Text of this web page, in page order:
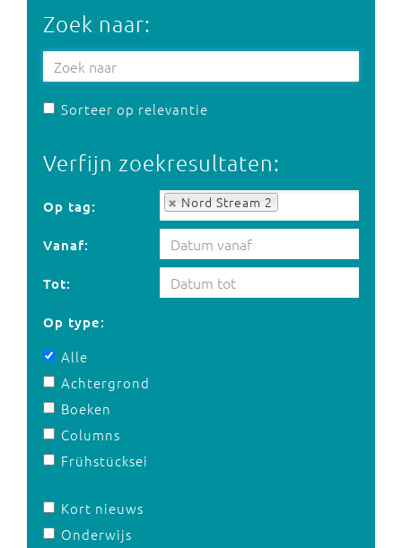
Zoek naar:
Sorteer op relevantie
Verfijn zoekresultaten:
Op tag: Nord Stream 2
Op tag:
Vanaf:
Tot:
Op type:
Alle
Achtergrond
Boeken
Columns
Frühstücksei
Kort nieuws
Onderwijs